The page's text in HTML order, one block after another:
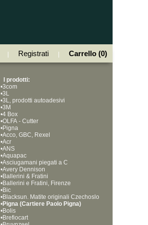
Registrati Carrello (0)
I prodotti:
•3com
•3L
•3L, prodotti autoadesivi
•3M
•4 Box
•OLFA - Cutter
•Pigna
•Acco, GBC, Rexel
•Acr
•ANS
•Aquapac
•Asciugamani piegati a C
•Avery Dennison
•Ballerini & Fratini
•Ballerini e Fratini, Firenze
•Bic
•Blacksun. Matite originali Czechoslo
vakia, Bohemia Works
•Pigna (Cartiere Paolo Pigna)
•Bolis
•Brefiocart